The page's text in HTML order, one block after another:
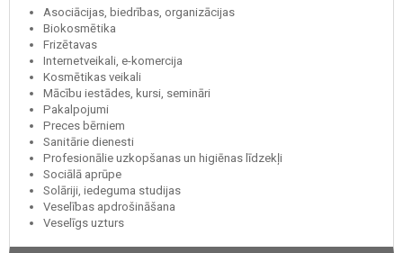
Asociācijas, biedrības, organizācijas
Biokosmētika
Frizētavas
Internetveikali, e-komercija
Kosmētikas veikali
Mācību iestādes, kursi, semināri
Pakalpojumi
Preces bērniem
Sanitārie dienesti
Profesionālie uzkopšanas un higiēnas līdzekļi
Sociālā aprūpe
Solāriji, iedeguma studijas
Veselības apdrošināšana
Veselīgs uzturs